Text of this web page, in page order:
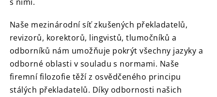
Naše mezinárodní síť zkušených překladatelů,
revizorů, korektorů, lingvistů, tlumočníků a
odborníků nám umožňuje pokrýt všechny jazyky a
odborné oblasti v souladu s normami. Naše
firemní filozofie těží z osvědčeného principu
stálých překladatelů. Díky odbornosti našich